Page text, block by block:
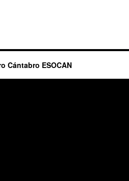
Cántabro ESOCAN